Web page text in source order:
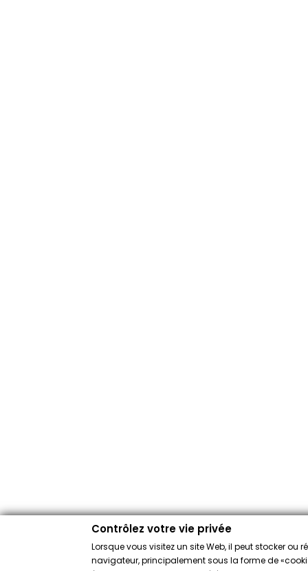
Contrôlez votre vie privée
Lorsque vous visitez un site Web, il peut stocker ou
navigateur, principalement sous la forme de